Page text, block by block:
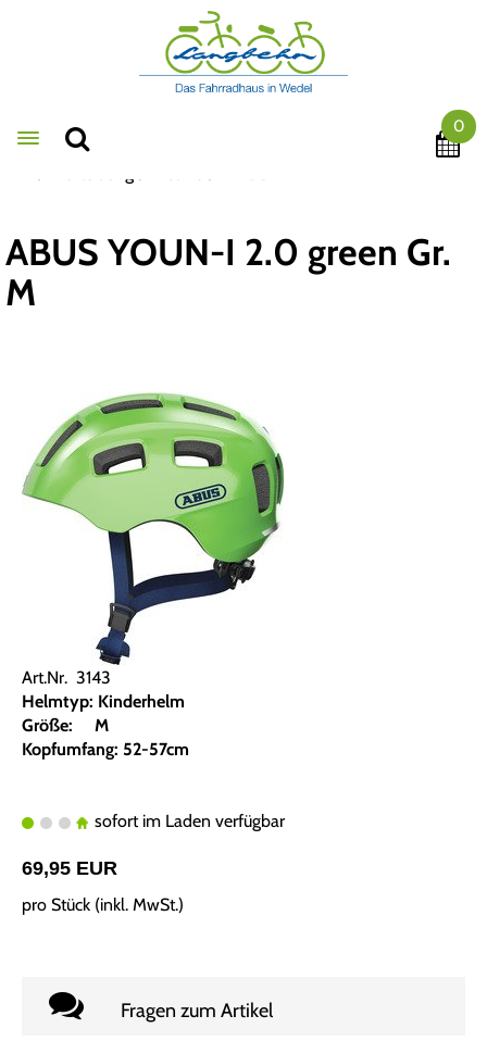
Toggle navigation
0
ABUS YOUN-I 2.0 green Gr.
M
Art.Nr. 3143
Helmtyp: Kinderhelm
Größe: M
Kopfumfang: 52-57cm
sofort im Laden verfügbar
69,95 EUR
pro Stück (inkl. MwSt.)
Fragen zum Artikel